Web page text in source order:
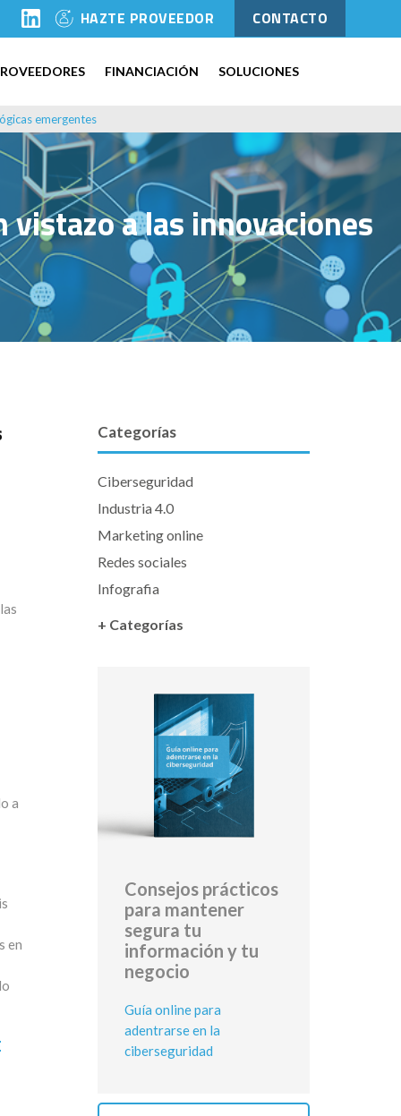
HAZTE PROVEEDOR CONTACTO
FINANCIACIÓN SOLUCIONES
emergentes
a las innovaciones
a
en
Categorías
Ciberseguridad
Industria 4.0
Marketing online
Redes sociales
Infografia
+ Categorías
Consejos prácticos
para mantener
segura tu
información y tu
negocio
Guía online para
adentrarse en la
ciberseguridad